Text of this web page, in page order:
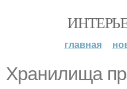
главная
Хранилища